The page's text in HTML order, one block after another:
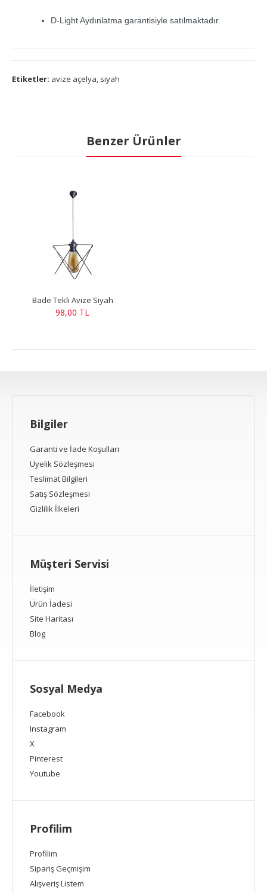
D-Light Aydınlatma garantisiyle satılmaktadır.
Etiketler: avize açelya, siyah
Benzer Ürünler
Bade Tekli Avize Siyah
98,00 TL
Bilgiler
Garanti ve İade Koşulları
Üyelik Sözleşmesi
Teslimat Bilgileri
Satış Sözleşmesi
Gizlilik İlkeleri
Müşteri Servisi
İletişim
Ürün İadesi
Site Haritası
Blog
Sosyal Medya
Facebook
Instagram
X
Pinterest
Youtube
Profilim
Profilim
Sipariş Geçmişim
Alışveriş Listem